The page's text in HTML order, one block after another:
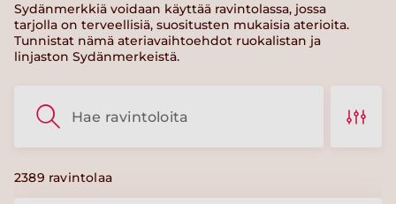
Sydänmerkkiä voidaan käyttää ravintolassa, jossa
tarjolla on terveellisiä, suositusten mukaisia aterioita.
Tunnistat nämä ateriavaihtoehdot ruokalistan ja
linjaston Sydänmerkeistä.
2389 ravintolaa